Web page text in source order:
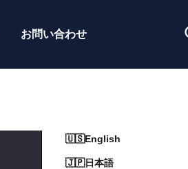
お問い合わせ
English
日本語